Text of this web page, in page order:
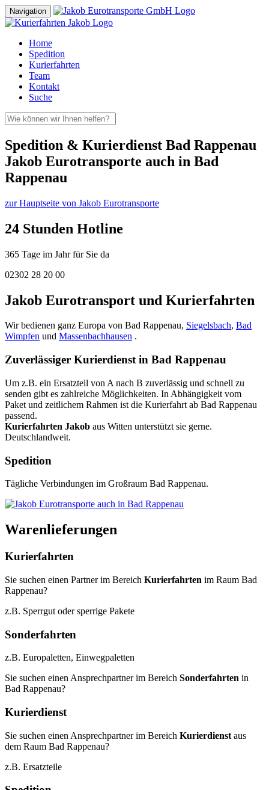
Navigation
Home
Spedition
Kurierfahrten
Team
Kontakt
Suche
Spedition & Kurierdienst Bad Rappenau
Jakob Eurotransporte auch in Bad
Rappenau
zur Hauptseite von Jakob Eurotransporte
24 Stunden Hotline
365 Tage im Jahr für Sie da
02302 28 20 00
Jakob Eurotransport und Kurierfahrten
Wir bedienen ganz Europa von Bad Rappenau, Siegelsbach, Bad
Wimpfen und Massenbachhausen .
Zuverlässiger Kurierdienst in Bad Rappenau
Um z.B. ein Ersatzteil von A nach B zuverlässig und schnell zu
senden gibt es zahlreiche Möglichkeiten. In Abhängigkeit vom
Paket und zeitlichem Rahmen ist die Kurierfahrt ab Bad Rappenau
passend.
Kurierfahrten Jakob aus Witten unterstützt sie gerne.
Deutschlandweit.
Spedition
Tägliche Verbindungen im Großraum Bad Rappenau.
Warenlieferungen
Kurierfahrten
Sie suchen einen Partner im Bereich Kurierfahrten im Raum Bad
Rappenau?
z.B. Sperrgut oder sperrige Pakete
Sonderfahrten
z.B. Europaletten, Einwegpaletten
Sie suchen einen Ansprechpartner im Bereich Sonderfahrten in
Bad Rappenau?
Kurierdienst
Sie suchen einen Ansprechpartner im Bereich Kurierdienst aus
dem Raum Bad Rappenau?
z.B. Ersatzteile